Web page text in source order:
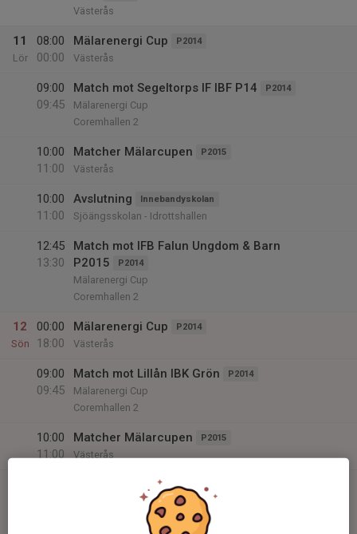
Västerås
11
Lör
08:00
00:00
Mälarenergi Cup P2014
Västerås
09:00
09:45
Match mot Segeltorps IF IBF P14 P2014
Mälarenergi Cup
Coremhallen 2
10:00
11:00
Matcher Mälarcupen P2015
Västerås
10:00
11:00
Avslutning Innebandyskolan
Sjöängsskolan - Idrottshallen
12:45
13:30
Match mot IFB Falun Ungdom & Barn
P2015
P2014
Mälarenergi Cup
Coremhallen 2
12
Sön
00:00
18:00
Mälarenergi Cup P2014
Västerås
09:00
09:45
Match mot Lillån IBK Grön P2014
Mälarenergi Cup
Coremhallen 2
10:00
11:00
Matcher Mälarcupen P2015
Västerås
Match mot Västerås IBS Ungdom P15
Mälarenergi Cup